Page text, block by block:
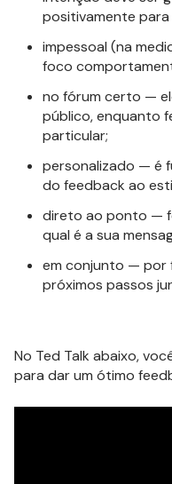
positivamente
impessoal (na
foco
no fórum certo —
público, enquanto
particular;
personalizado — é
do feedback ao
direto ao ponto —
qual é a sua
em conjunto — por
próximos passos
No Ted Talk abaixo,
para dar um ótimo